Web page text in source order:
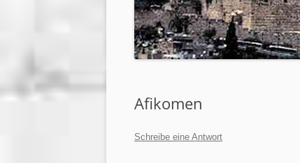
JUGENDARBEIT
SENIORENARBEIT
Afikomen
Schreibe eine Antwort